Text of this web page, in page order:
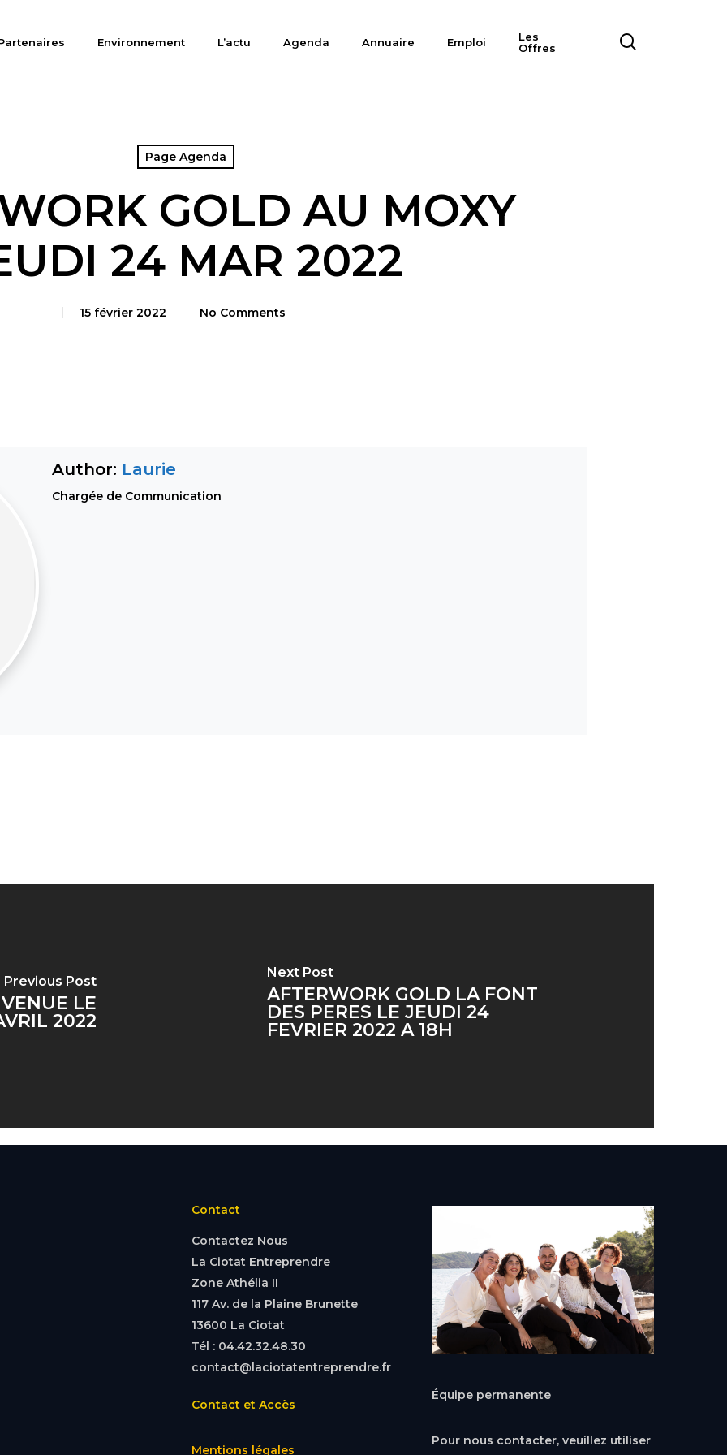
Environnement L’actu Agenda Annuaire Emploi
Les
Offres
Page Agenda
GOLD AU MOXY
24 MAR 2022
15 février 2022 No Comments
Author: Laurie
Chargée de Communication
Previous Post
LE
2022
Next Post
AFTERWORK GOLD LA FONT
DES PERES LE JEUDI 24
FEVRIER 2022 A 18H
Contact
Contactez Nous
La Ciotat Entreprendre
Zone Athélia II
117 Av. de la Plaine Brunette
13600 La Ciotat
Tél : 04.42.32.48.30
contact@laciotatentreprendre.fr
Contact et Accès
Mentions légales
Équipe permanente
Pour nous contacter, veuillez utiliser